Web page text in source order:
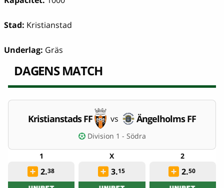
Stad: Kristianstad
Underlag: Gräs
DAGENS MATCH
Kristianstads FF vs Ängelholms FF
Division 1 - Södra
2.38 3.15 2.50